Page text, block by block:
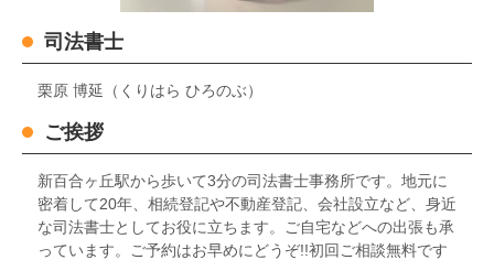
司法書士
栗原 博延（くりはら ひろのぶ）
ご挨拶
新百合ヶ丘駅から歩いて3分の司法書士事務所です。地元に
密着して20年、相続登記や不動産登記、会社設立など、身近
な司法書士としてお役に立ちます。ご自宅などへの出張も承
っています。ご予約はお早めにどうぞ!!初回ご相談無料です